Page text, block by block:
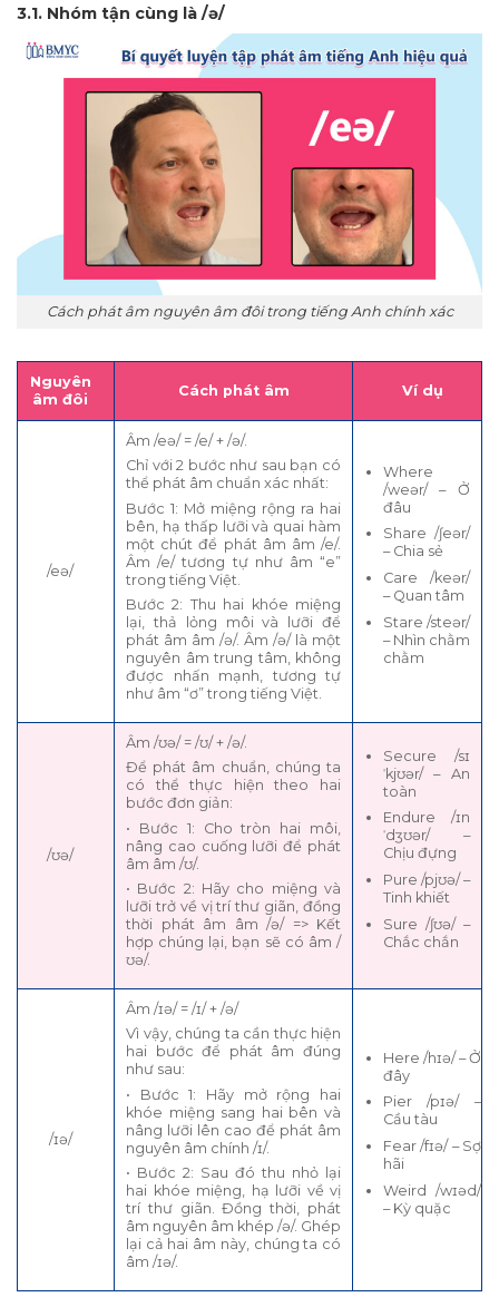
3.1. Nhóm tận cùng là /ə/
Cách phát âm nguyên âm đôi trong tiếng Anh chính xác
Nguyên
âm đôi
Cách phát âm Ví dụ
/eə/
Âm /eə/ = /e/ + /ə/.
Chỉ với 2 bước như sau bạn có
thể phát âm chuẩn xác nhất:
Bước 1: Mở miệng rộng ra hai
bên, hạ thấp lưỡi và quai hàm
một chút để phát âm âm /e/.
Âm /e/ tương tự như âm “e”
trong tiếng Việt.
Bước 2: Thu hai khóe miệng
lại, thả lỏng môi và lưỡi để
phát âm âm /ə/. Âm /ə/ là một
nguyên âm trung tâm, không
được nhấn mạnh, tương tự
như âm “ơ” trong tiếng Việt.
Where
/weər/ – Ở
đâu
Share /ʃeər/
– Chia sẻ
Care /keər/
– Quan tâm
Stare /steər/
– Nhìn chằm
chằm
/ʊə/
Âm /ʊə/ = /ʊ/ + /ə/.
Để phát âm chuẩn, chúng ta
có thể thực hiện theo hai
bước đơn giản:
• Bước 1: Cho tròn hai môi,
nâng cao cuống lưỡi để phát
âm âm /ʊ/.
• Bước 2: Hãy cho miệng và
lưỡi trở về vị trí thư giãn, đồng
thời phát âm âm /ə/ => Kết
hợp chúng lại, bạn sẽ có âm /
ʊə/.
Secure /sɪ
ˈkjʊər/ – An
toàn
Endure /ɪn
ˈdʒʊər/ –
Chịu đựng
Pure /pjʊə/ –
Tinh khiết
Sure /ʃʊə/ –
Chắc chắn
/ɪə/
Âm /ɪə/ = /ɪ/ + /ə/
Vì vậy, chúng ta cần thực hiện
hai bước để phát âm đúng
như sau:
• Bước 1: Hãy mở rộng hai
khóe miệng sang hai bên và
nâng lưỡi lên cao để phát âm
nguyên âm chính /ɪ/.
• Bước 2: Sau đó thu nhỏ lại
hai khóe miệng, hạ lưỡi về vị
trí thư giãn. Đồng thời, phát
âm nguyên âm khép /ə/. Ghép
lại cả hai âm này, chúng ta có
âm /ɪə/.
Here /hɪə/ – Ở
đây
Pier /pɪə/ –
Cầu tàu
Fear /fɪə/ – Sợ
hãi
Weird /wɪəd/
– Kỳ quặc